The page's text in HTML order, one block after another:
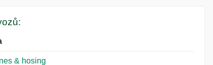
& hosing